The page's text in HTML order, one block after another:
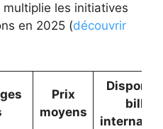
les initiatives
en 2025 (découvrir
Prix
moyens
billets